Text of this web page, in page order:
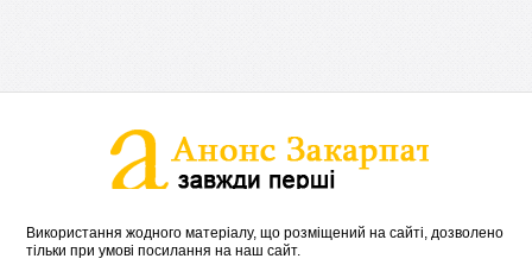
Використання жодного матеріалу, що розміщений на сайті, дозволено
тільки при умові посилання на наш сайт.